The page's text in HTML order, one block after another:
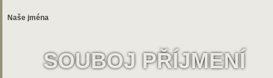
Naše jména
SOUBOJ PŘÍJMENÍ